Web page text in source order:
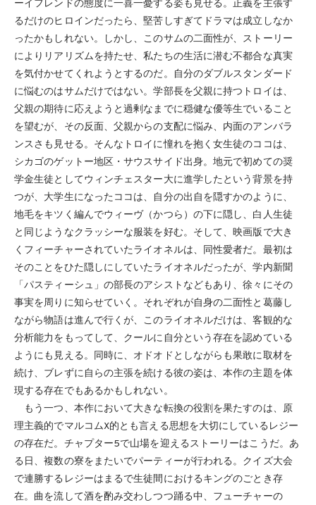
ーイフレンドの態度に一喜一憂する姿も見せる。正義を主張す
るだけのヒロインだったら、堅苦しすぎてドラマは成立しなか
ったかもしれない。しかし、このサムの二面性が、ストーリー
によりリアリズムを持たせ、私たちの生活に潜む不都合な真実
を気付かせてくれようとするのだ。自分のダブルスタンダード
に悩むのはサムだけではない。学部長を父親に持つトロイは、
父親の期待に応えようと過剰なまでに穏健な優等生でいること
を望むが、その反面、父親からの支配に悩み、内面のアンバラ
ンスさも見せる。そんなトロイに憧れを抱く女生徒のココは、
シカゴのゲットー地区・サウスサイド出身。地元で初めての奨
学金生徒としてウィンチェスター大に進学したという背景を持
つが、大学生になったココは、自分の出自を隠すかのように、
地毛をキツく編んでウィーヴ（かつら）の下に隠し、白人生徒
と同じようなクラッシーな服装を好む。そして、映画版で大き
くフィーチャーされていたライオネルは、同性愛者だ。最初は
そのことをひた隠しにしていたライオネルだったが、学内新聞
「パスティーシュ」の部長のアシストなどもあり、徐々にその
事実を周りに知らせていく。それぞれが自身の二面性と葛藤し
ながら物語は進んで行くが、このライオネルだけは、客観的な
分析能力をもってして、クールに自分という存在を認めている
ようにも見える。同時に、オドオドとしながらも果敢に取材を
続け、ブレずに自らの主張を続ける彼の姿は、本作の主題を体
現する存在でもあるかもしれない。
もう一つ、本作において大きな転換の役割を果たすのは、原
理主義的でマルコムX的とも言える思想を大切にしているレジー
の存在だ。チャプター5で山場を迎えるストーリーはこうだ。あ
る日、複数の寮をまたいでパーティーが行われる。クイズ大会
で連勝するレジーはまるで生徒間におけるキングのごとき存
在。曲を流して酒を酌み交わしつつ踊る中、フューチャーの